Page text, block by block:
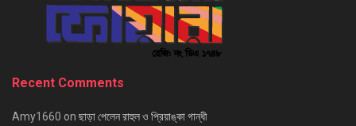
Recent Comments
Amy1660 on ছাড়া পেলেন রাহুল ও প্রিয়াঙ্কা গান্ধী